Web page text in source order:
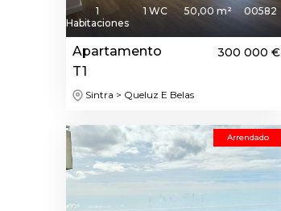
1
Habitaciones
1 WC 50,00 m² 00582
Apartamento
T1
300 000 €
Sintra > Queluz E Belas
Arrendado